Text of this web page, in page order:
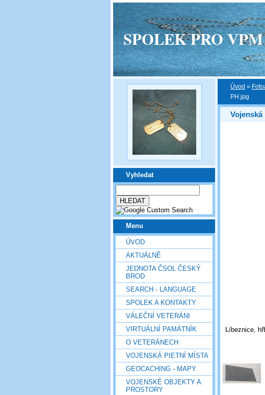
SPOLEK PRO
Vyhledat
Menu
ÚVOD
AKTUÁLNĚ
JEDNOTA ČSOL ČESKÝ
BROD
SEARCH - LANGUAGE
SPOLEK A KONTAKTY
VÁLEČNÍ VETERÁNI
VIRTUÁLNÍ PAMÁTNÍK
O VETERÁNECH
VOJENSKÁ PIETNÍ MÍSTA
GEOCACHING - MAPY
VOJENSKÉ OBJEKTY A
PROSTORY
Úvod »
PH.jpg
Líbeznice,